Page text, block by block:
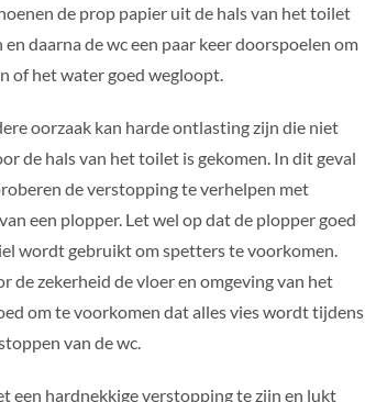
de prop papier uit de hals van het toilet
en daarna de wc een paar keer doorspoelen om
of het water goed wegloopt.
oorzaak kan harde ontlasting zijn die niet
de hals van het toilet is gekomen. In dit geval
de verstopping te verhelpen met
een plopper. Let wel op dat de plopper goed
wordt gebruikt om spetters te voorkomen.
de zekerheid de vloer en omgeving van het
om te voorkomen dat alles vies wordt tijdens
van de wc.
een hardnekkige verstopping te zijn en lukt